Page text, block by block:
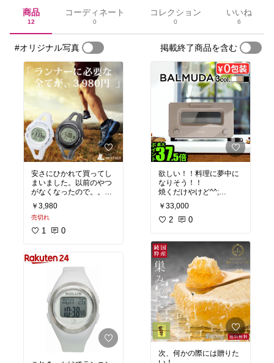
商品
12
コーディネート
0
コレクション
0
いいね
6
#オリジナル写真 掲載終了商品を含む
安さにひかれて買ってし
まいました。以前のやつ
がなくなったので。。
前のやつに比べて高性能
だと思います。
買い得でした！
￥3,980
売切れ
1 0
欲しい！！料理に夢中に
なりそう！！
焼くだけやけど^^;
欲しい！
￥33,000
2 0
次、何かの際には贈りた